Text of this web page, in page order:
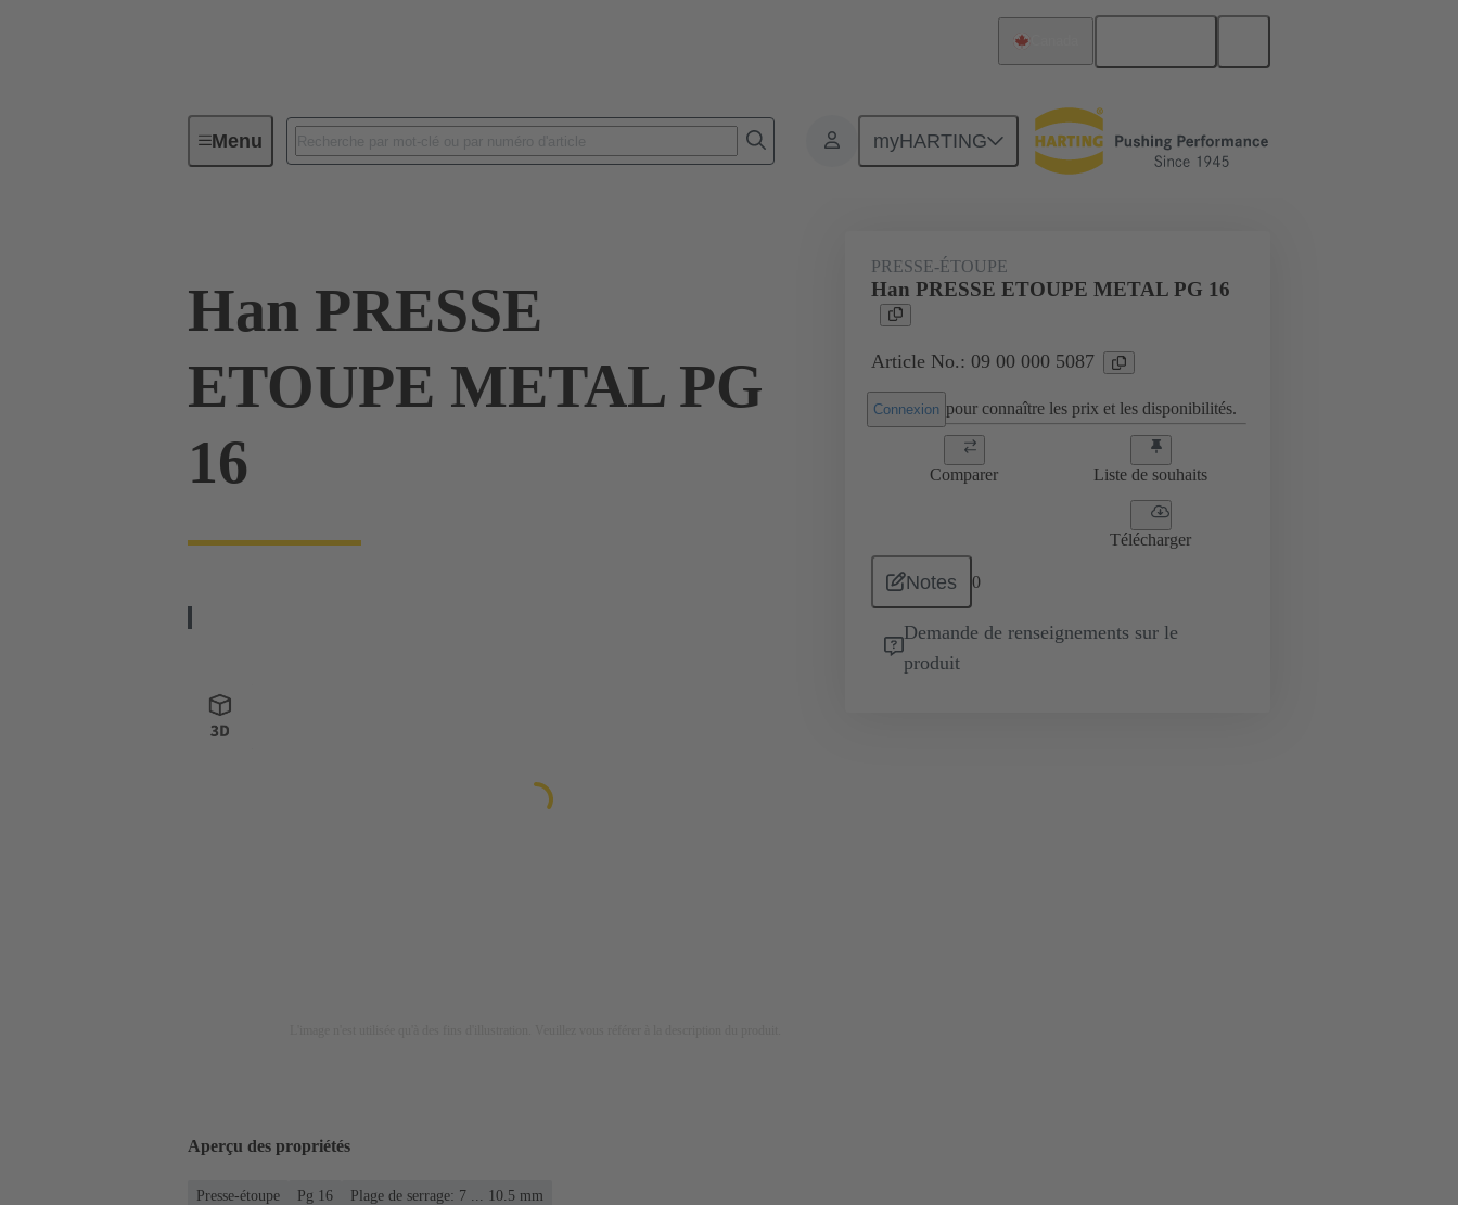
Menu myHARTING
Connecteurs industriels / Han® Accessoires Presse-étoupes 09 00 000 5087
Han PRESSE
ETOUPE METAL PG
16
PRESSE-ÉTOUPE
Han PRESSE ETOUPE METAL PG 16
Article No.: 09 00 000 5087
Connexion pour connaître les prix et les disponibilités.
Comparer Liste de souhaits
Télécharger
Notes 0
Demande de renseignements sur le
produit
Aperçu des propriétés
Presse-étoupe Pg 16
Plage de serrage: 7 ... 10.5 mm